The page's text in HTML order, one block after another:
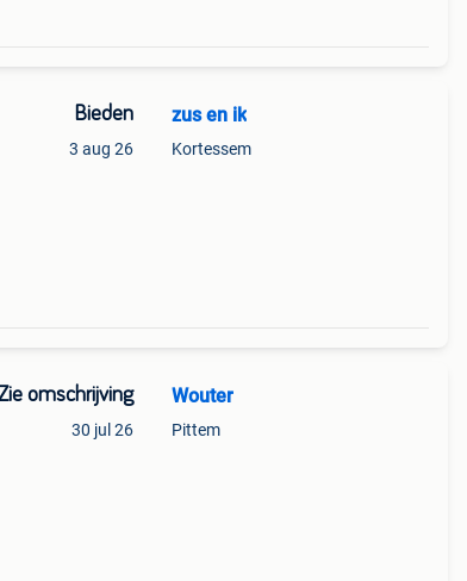
Bieden
3 aug 26
zus en ik
Kortessem
omschrijving
30 jul 26
Wouter
Pittem